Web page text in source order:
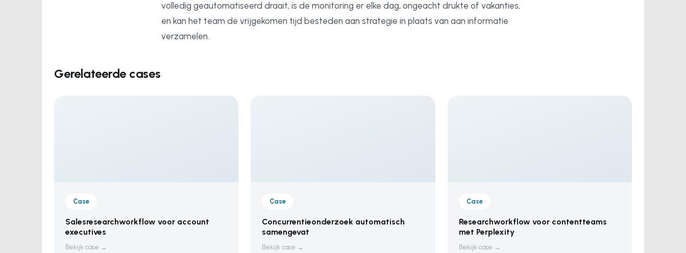
volledig geautomatiseerd draait, is de monitoring er elke dag, ongeacht drukte of vakanties,
en kan het team de vrijgekomen tijd besteden aan strategie in plaats van aan informatie
verzamelen.
Gerelateerde cases
Case
Salesresearchworkflow voor account
executives
Bekijk case →
Case
Concurrentieonderzoek automatisch
samengevat
Bekijk case →
Case
Researchworkflow voor contentteams
met Perplexity
Bekijk case →